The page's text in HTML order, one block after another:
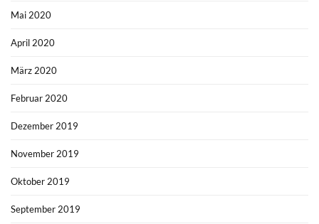
Mai 2020
April 2020
März 2020
Februar 2020
Dezember 2019
November 2019
Oktober 2019
September 2019